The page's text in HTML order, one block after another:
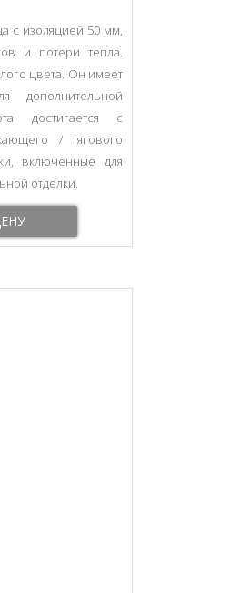
с изоляцией 50 мм,
и потери тепла.
цвета. Он имеет
дополнительной
достигается с
/ тягового
включенные для
отделки.